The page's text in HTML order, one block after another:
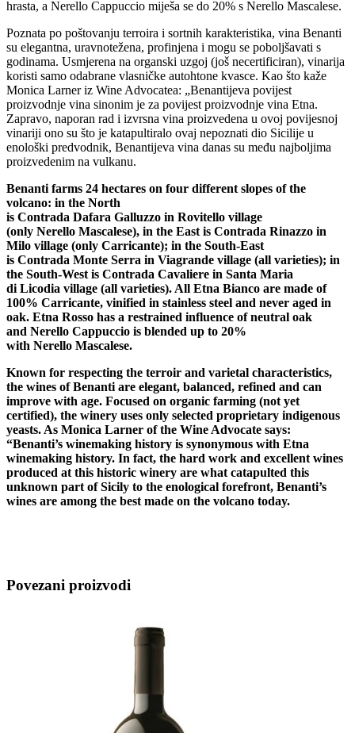
hrasta, a Nerello Cappuccio miješa se do 20% s Nerello Mascalese.
Poznata po poštovanju terroira i sortnih karakteristika, vina Benanti
su elegantna, uravnotežena, profinjena i mogu se poboljšavati s
godinama. Usmjerena na organski uzgoj (još necertificiran), vinarija
koristi samo odabrane vlasničke autohtone kvasce. Kao što kaže
Monica Larner iz Wine Advocatea: „Benantijeva povijest
proizvodnje vina sinonim je za povijest proizvodnje vina Etna.
Zapravo, naporan rad i izvrsna vina proizvedena u ovoj povijesnoj
vinariji ono su što je katapultiralo ovaj nepoznati dio Sicilije u
enološki predvodnik, Benantijeva vina danas su među najboljima
proizvedenim na vulkanu.
Benanti farms 24 hectares on four different slopes of the
volcano: in the North
is Contrada Dafara Galluzzo in Rovitello village
(only Nerello Mascalese), in the East is Contrada Rinazzo in
Milo village (only Carricante); in the South-East
is Contrada Monte Serra in Viagrande village (all varieties); in
the South-West is Contrada Cavaliere in Santa Maria
di Licodia village (all varieties). All Etna Bianco are made of
100% Carricante, vinified in stainless steel and never aged in
oak. Etna Rosso has a restrained influence of neutral oak
and Nerello Cappuccio is blended up to 20%
with Nerello Mascalese.
Known for respecting the terroir and varietal characteristics,
the wines of Benanti are elegant, balanced, refined and can
improve with age. Focused on organic farming (not yet
certified), the winery uses only selected proprietary indigenous
yeasts. As Monica Larner of the Wine Advocate says:
“Benanti’s winemaking history is synonymous with Etna
winemaking history. In fact, the hard work and excellent wines
produced at this historic winery are what catapulted this
unknown part of Sicily to the enological forefront, Benanti’s
wines are among the best made on the volcano today.
Povezani proizvodi